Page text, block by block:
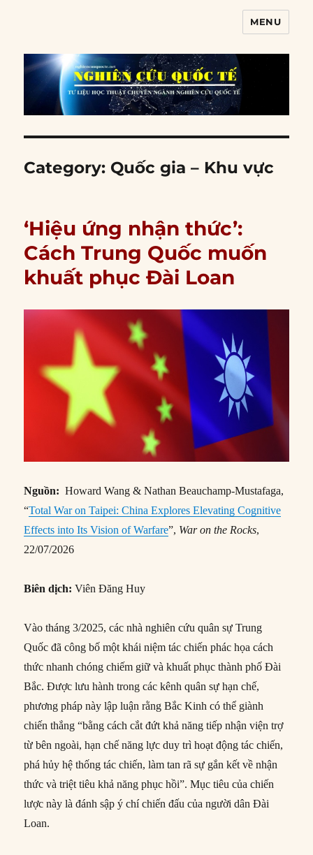
MENU
Category: Quốc gia – Khu vực
‘Hiệu ứng nhận thức’:
Cách Trung Quốc muốn
khuất phục Đài Loan
Nguồn: Howard Wang & Nathan Beauchamp-Mustafaga,
“Total War on Taipei: China Explores Elevating Cognitive
Effects into Its Vision of Warfare”, War on the Rocks,
22/07/2026
Biên dịch:Viên Đăng Huy
Vào tháng 3/2025, các nhà nghiên cứu quân sự Trung
Quốc đã công bố một khái niệm tác chiến phác họa cách
thức nhanh chóng chiếm giữ và khuất phục thành phố Đài
Bắc. Được lưu hành trong các kênh quân sự hạn chế,
phương pháp này lập luận rằng Bắc Kinh có thể giành
chiến thắng “bằng cách cắt đứt khả năng tiếp nhận viện trợ
từ bên ngoài, hạn chế năng lực duy trì hoạt động tác chiến,
phá hủy hệ thống tác chiến, làm tan rã sự gắn kết về nhận
thức và triệt tiêu khả năng phục hồi”. Mục tiêu của chiến
lược này là đánh sập ý chí chiến đấu của người dân Đài
Loan.